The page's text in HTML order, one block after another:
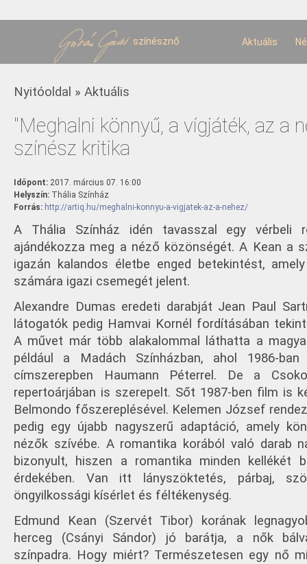
színésznő Aktuális
Jelenlegi hely
Nyitóoldal » Aktuális
"Meghalni könnyű, a vígjáték, az a
színész kritika
Időpont: 2017. március 07. 16:00
Helyszín: Thália Színház
Forrás: http://artiq.hu/meghalni-konnyu-a-vigjatek-az-a-nehez/
A Thália Színház idén tavasszal egy vérbeli
ajándékozza meg a néző közönségét. A Kean a
igazán kalandos életbe enged betekintést,
számára igazi csemegét jelent.
Alexandre Dumas eredeti darabját Jean Paul
látogatók pedig Hamvai Kornél fordításában
A művet már több alakalommal láthatta a
például a Madách Színházban, ahol 1986-
címszerepben Haumann Péterrel. De a
repertoárjában is szerepelt. Sőt 1987-ben film is
Belmondo főszereplésével. Kelemen József
pedig egy újabb nagyszerű adaptáció, amely
nézők szívébe. A romantika korából való darab
bizonyult, hiszen a romantika minden kellékét
érdekében. Van itt lányszöktetés, párbaj,
öngyilkossági kísérlet és féltékenység.
Edmund Kean (Szervét Tibor) korának
herceg (Csányi Sándor) jó barátja, a nők
színpadra. Hogy miért? Természetesen egy nő